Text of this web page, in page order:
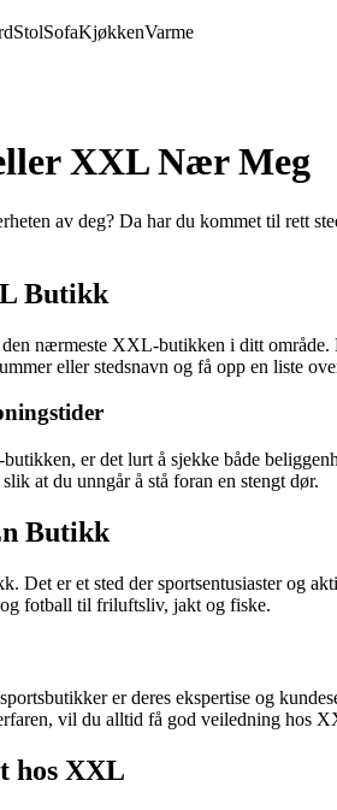
StolSofaKjøkkenVarme
XXL Nær Meg
av deg? Da har du kommet til rett
Butikk
nærmeste XXL-butikken i ditt
eller stedsnavn og få opp en liste
er det lurt å sjekke både
at du unngår å stå foran en stengt dør.
Butikk
Det er et sted der sportsentusiaster og
fotball til friluftsliv, jakt og fiske.
er deres ekspertise og
vil du alltid få god veiledning hos
hos XXL